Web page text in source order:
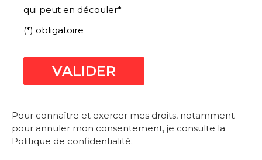
qui peut en découler*
(*) obligatoire
Pour connaître et exercer mes droits, notamment
pour annuler mon consentement, je consulte la
Politique de confidentialité.